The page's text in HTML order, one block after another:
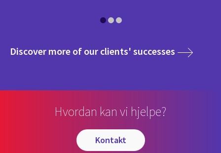
Discover more of our clients' successes media
Hvordan kan vi hjelpe?
kontakt